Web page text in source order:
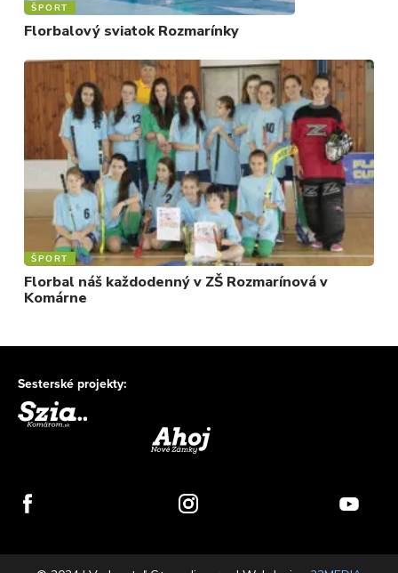
ŠPORT
Florbalový sviatok Rozmarínky
ŠPORT
Florbal náš každodenný v ZŠ Rozmarínová v
Komárne
Sesterské projekty: